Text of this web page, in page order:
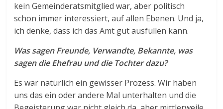
kein Gemeinderatsmitglied war, aber politisch
schon immer interessiert, auf allen Ebenen. Und ja,
ich denke, dass ich das Amt gut ausfüllen kann.
Was sagen Freunde, Verwandte, Bekannte, was
sagen die Ehefrau und die Tochter dazu?
Es war natürlich ein gewisser Prozess. Wir haben
uns das ein oder andere Mal unterhalten und die